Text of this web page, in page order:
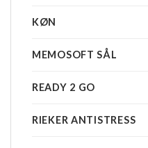
KØN
MEMOSOFT SÅL
READY 2 GO
RIEKER ANTISTRESS